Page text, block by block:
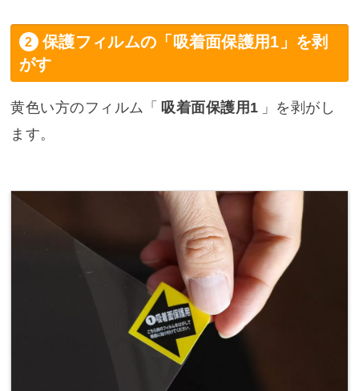
保護フィルムの「吸着面保護用1」を剥
がす
黄色い方のフィルム「 吸着面保護用1 」を剥がし
ます。